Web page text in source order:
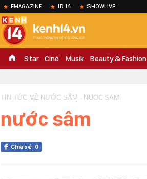
EMAGAZINE ID.14 SHOWLIVE
Star Ciné Musik Beauty & Fashion
TIN TỨC VỀ NƯỚC SÂM - NUOC SAM
nước sâm
Chia sẻ 0